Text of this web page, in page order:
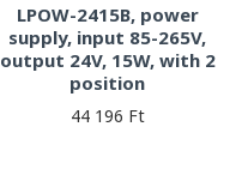
LPOW-2415B, power
supply, input 85-265V,
output 24V, 15W, with 2
position
44 196 Ft